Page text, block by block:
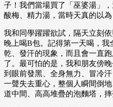
子！我們當場買了「巫婆湯」
酸梅、精力湯，當時天真的以
我和同學躍躍欲試，隔天立刻
晚上喝B包。記得第一天喝，我
乾、發汗的現象，而且會一直
了。最可怕的是，我和朋友傍
到眼前發黑、全身無力、冒冷
一聲失去重心，整個人瞬間倒
道中間、高高堆疊的泡麵塔，摔